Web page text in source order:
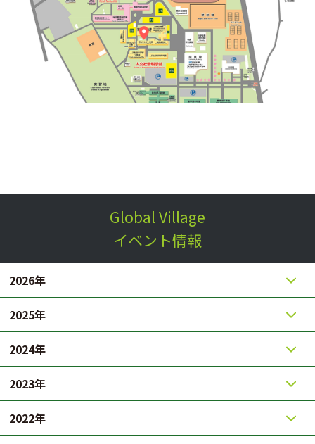
Global Village
イベント情報
2026年
2025年
2024年
2023年
2022年